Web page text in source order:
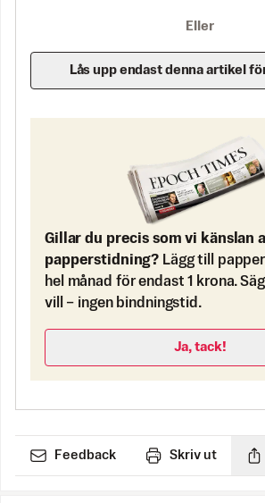
Eller
Lås upp endast denna artikel
Gillar du precis som vi känslan
papperstidning? Lägg till
hel månad för endast 1 krona.
vill – ingen bindningstid.
Ja, tack!
Feedback Skriv ut